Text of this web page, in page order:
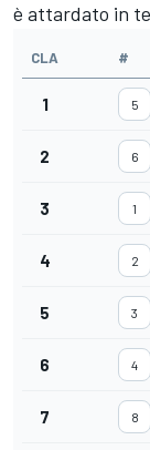
è attardato in
CLA #
1 5
2 6
3 1
4 2
5 3
6 4
7 8